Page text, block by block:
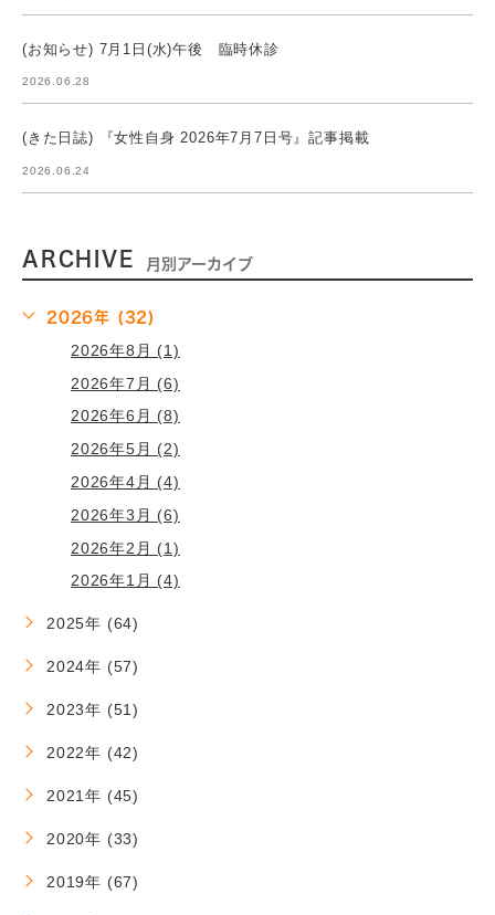
(お知らせ) 7月1日(水)午後 臨時休診
2026.06.28
(きた日誌) 『女性自身 2026年7月7日号』記事掲載
2026.06.24
ARCHIVE 月別アーカイブ
2026年 (32)
2026年8月 (1)
2026年7月 (6)
2026年6月 (8)
2026年5月 (2)
2026年4月 (4)
2026年3月 (6)
2026年2月 (1)
2026年1月 (4)
2025年 (64)
2024年 (57)
2023年 (51)
2022年 (42)
2021年 (45)
2020年 (33)
2019年 (67)